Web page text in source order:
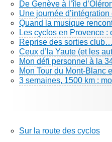
De Genève à l’île
Une journée
Quand la musique
Les cyclos en Provence :
Reprise des sorties
Ceux d’la Yaute (et les
Mon défi personnel à la
Mon Tour du Mont-Blanc
3 semaines, 1500 km :
Sur la route des cyclos